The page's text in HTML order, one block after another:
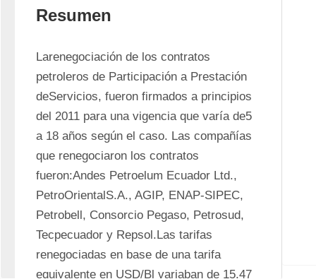
Resumen
Larenegociación de los contratos
petroleros de Participación a Prestación
deServicios, fueron firmados a principios
del 2011 para una vigencia que varía de5
a 18 años según el caso. Las compañías
que renegociaron los contratos
fueron:Andes Petroelum Ecuador Ltd.,
PetroOrientalS.A., AGIP, ENAP-SIPEC,
Petrobell, Consorcio Pegaso, Petrosud,
Tecpecuador y Repsol.Las tarifas
renegociadas en base de una tarifa
equivalente en USD/Bl variaban de 15,47